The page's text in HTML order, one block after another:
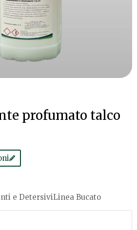
profumato talco
e DetersiviLinea Bucato